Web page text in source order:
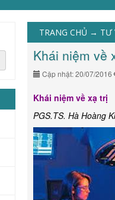
TRANG CHỦ → TƯ
Khái niệm về
Cập nhật: 20/07/2016
Khái niệm về xạ trị
PGS.TS. Hà Hoàng